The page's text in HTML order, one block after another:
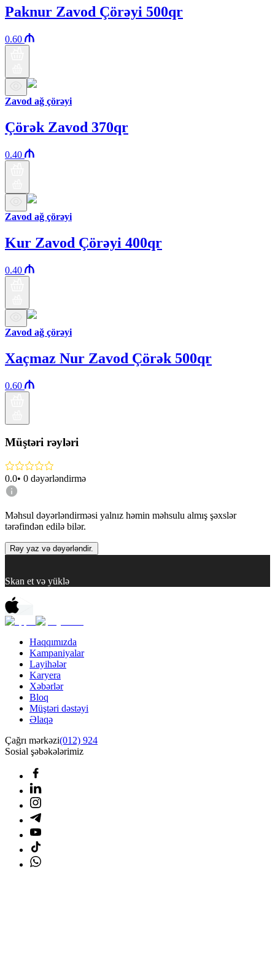
Paknur Zavod Çörəyi 500qr
0.60
Zavod ağ çörəyi
Çörək Zavod 370qr
0.40
Zavod ağ çörəyi
Kur Zavod Çörəyi 400qr
0.40
Zavod ağ çörəyi
Xaçmaz Nur Zavod Çörək 500qr
0.60
Müştəri rəyləri
0.0• 0 dəyərləndirmə
Məhsul dəyərləndirməsi yalnız həmin məhsulu almış şəxslər
tərəfindən edilə bilər.
Rəy yaz və dəyərləndir.
Skan et və yüklə
Haqqımızda
Kampaniyalar
Layihələr
Karyera
Xəbərlər
Bloq
Müştəri dəstəyi
Əlaqə
Çağrı mərkəzi(012) 924
Sosial şəbəkələrimiz